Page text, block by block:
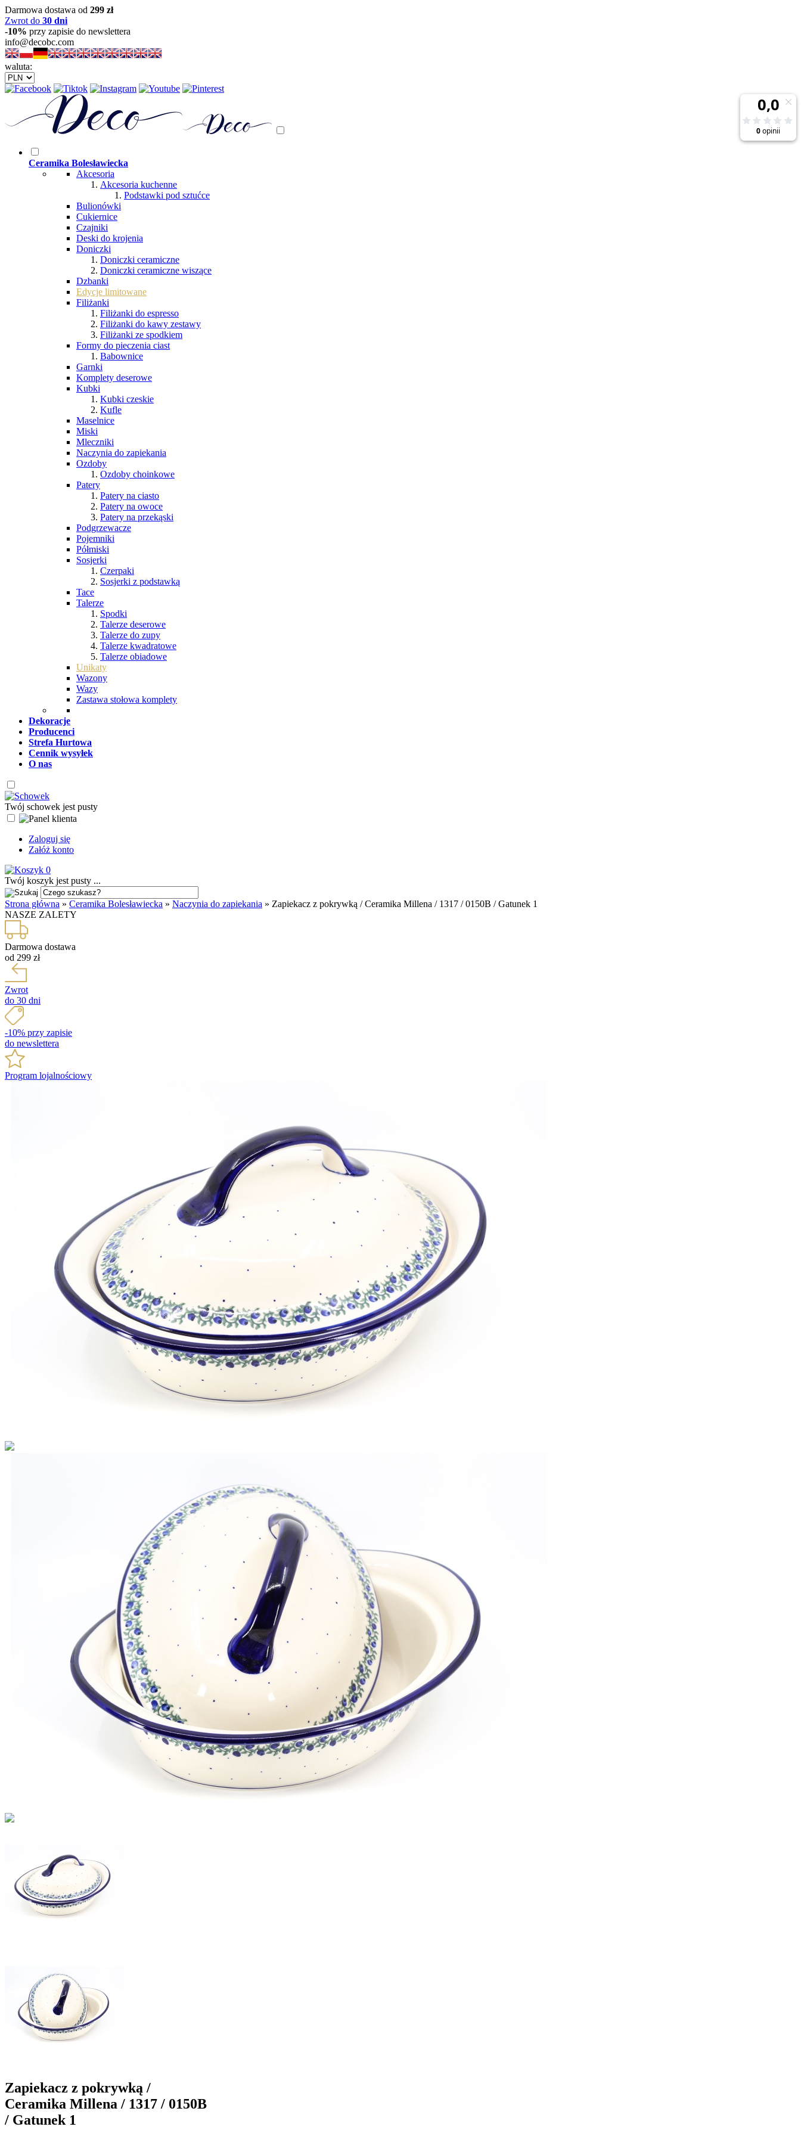
Darmowa dostawa od 299 zł
Zwrot do 30 dni
-10% przy zapisie do newslettera
info@decobc.com
waluta:
Ceramika Bolesławiecka
Akcesoria
Akcesoria kuchenne
Podstawki pod sztućce
Bulionówki
Cukiernice
Czajniki
Deski do krojenia
Doniczki
Doniczki ceramiczne
Doniczki ceramiczne wiszące
Dzbanki
Edycje limitowane
Filiżanki
Filiżanki do espresso
Filiżanki do kawy zestawy
Filiżanki ze spodkiem
Formy do pieczenia ciast
Babownice
Garnki
Komplety deserowe
Kubki
Kubki czeskie
Kufle
Maselnice
Miski
Mleczniki
Naczynia do zapiekania
Ozdoby
Ozdoby choinkowe
Patery
Patery na ciasto
Patery na owoce
Patery na przekąski
Podgrzewacze
Pojemniki
Półmiski
Sosjerki
Czerpaki
Sosjerki z podstawką
Tace
Talerze
Spodki
Talerze deserowe
Talerze do zupy
Talerze kwadratowe
Talerze obiadowe
Unikaty
Wazony
Wazy
Zastawa stołowa komplety
Dekoracje
Producenci
Strefa Hurtowa
Cennik wysyłek
O nas
Twój schowek jest pusty
Zaloguj się
Załóż konto
0
Twój koszyk jest pusty ...
Strona główna » Ceramika Bolesławiecka » Naczynia do zapiekania » Zapiekacz z pokrywką / Ceramika Millena / 1317 / 0150B / Gatunek 1
NASZE ZALETY
Darmowa dostawa
od 299 zł
Zwrot
do 30 dni
-10% przy zapisie
do newslettera
Program lojalnościowy
Zapiekacz z pokrywką /
Ceramika Millena / 1317 / 0150B
/ Gatunek 1